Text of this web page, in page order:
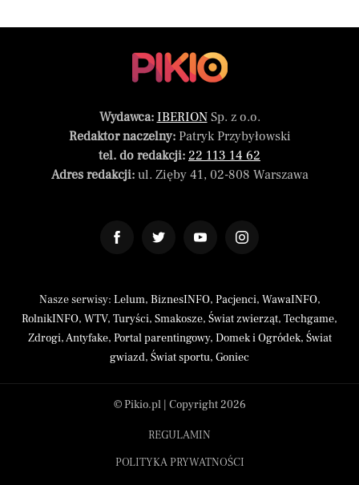
Wydawca: IBERIONSp. z o.o.
Redaktor naczelny:Patryk Przybyłowski
tel. do redakcji: 22 113 14 62
Adres redakcji:ul. Zięby 41, 02-808 Warszawa
Nasze serwisy: Lelum, BiznesINFO, Pacjenci, WawaINFO,
RolnikINFO, WTV, Turyści, Smakosze, Świat zwierząt, Techgame,
Zdrogi,Antyfake, Portal parentingowy, Domek i Ogródek, Świat
gwiazd, Świat sportu, Goniec
© Pikio.pl | Copyright 2026
REGULAMIN
POLITYKA PRYWATNOŚCI